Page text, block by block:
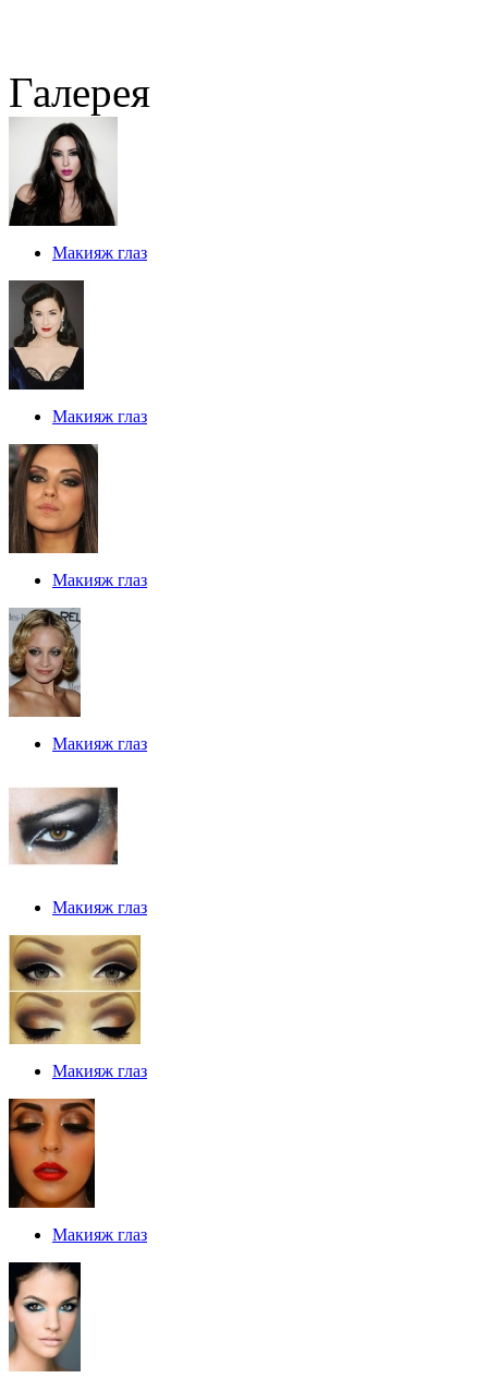
Галерея
Макияж глаз
Макияж глаз
Макияж глаз
Макияж глаз
Макияж глаз
Макияж глаз
Макияж глаз